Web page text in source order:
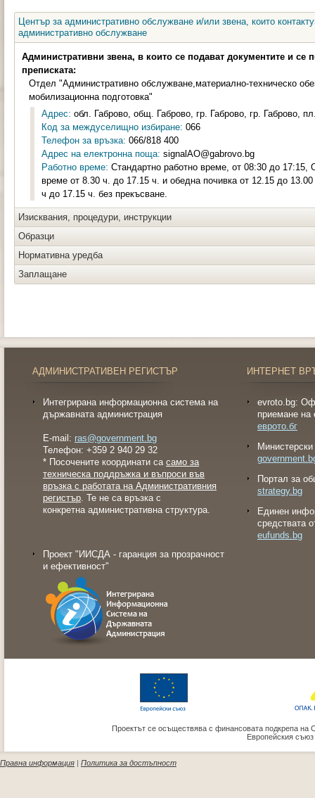
Център за административно обслужване и/или звена, които
административно обслужване
Административни звена, в които се подават документите и се
преписката:
Отдел "Административно обслужване,материално-техническо
мобилизационна подготовка"
Адрес: обл. Габрово, общ. Габрово, гр. Габрово, гр. Габрово,
Код за междуселищно избиране: 066
Телефон за връзка: 066/818 400
Адрес на електронна поща: signalAO@gabrovo.bg
Работно време: Стандартно работно време, от 08:30 до
време от 8.30 ч. до 17.15 ч. и обедна почивка от 12.15 до
ч до 17.15 ч. без прекъсване.
Изисквания, процедури, инструкции
Образци
Нормативна уредба
Заплащане
АДМИНИСТРАТИВЕН РЕГИСТЪР
Интегрирана информационна система на
държавната администрация
E-mail: ras@government.bg
Телефон: +359 2 940 29 32
* Посочените координати са само за
техническа поддръжка и въпроси във
връзка с работата на Административния
регистър. Те не са връзка с
конкретна административна структура.
Проект "ИИСДА - гаранция за прозрачност
и ефективност"
ИНТЕРНЕТ
evroto.bg:
приемане на
еврото.бг
Портал за
strategy.bg
Eдинен
средствата
eufunds.bg
Проектът се осъществява с финансовата подкрепа на
Европейския
Правна информация | Политика за достъпност